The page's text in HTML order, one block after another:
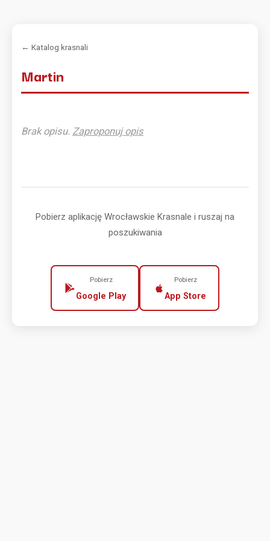
← Katalog krasnali
Martin
Brak opisu. Zaproponuj opis
Pobierz aplikację Wrocławskie Krasnale i ruszaj na
poszukiwania
Pobierz
Google Play
Pobierz
App Store